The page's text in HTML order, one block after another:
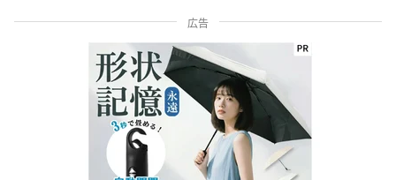
広告